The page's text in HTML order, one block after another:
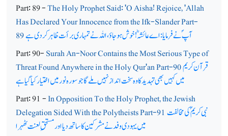
Part: 89 -The Holy Prophet Said: 'O Aisha! Rejoice, 'Allah
Has Declared Your Innocence from the Ifk-Slander Part-
89آپ ؐ نے فرمایا: اے عائشہؓ! خوش ہوجاؤ، اللہ نے تمہاری برأت ظاہر کردی ہے
Part: 90-Surah An-Noor Contains the Most Serious Type of
Threat Found Anywhere in the Holy Qur'an Part-90قرآن کریم
میں کہیں بھی تہدید کا وہ سخت انداز نہیں ملےگا جو سورہ نور میں اختیار کیا گیا ہے
Part: 91 -In Opposition To the Holy Prophet, the Jewish
Delegation Sided With the Polytheists Part-91نبی کریم ؐ کی مخالفت
میں یہودی وفد نے مشرکین کا ساتھ دیا اور مستحق ِلعنت ٹھہرا